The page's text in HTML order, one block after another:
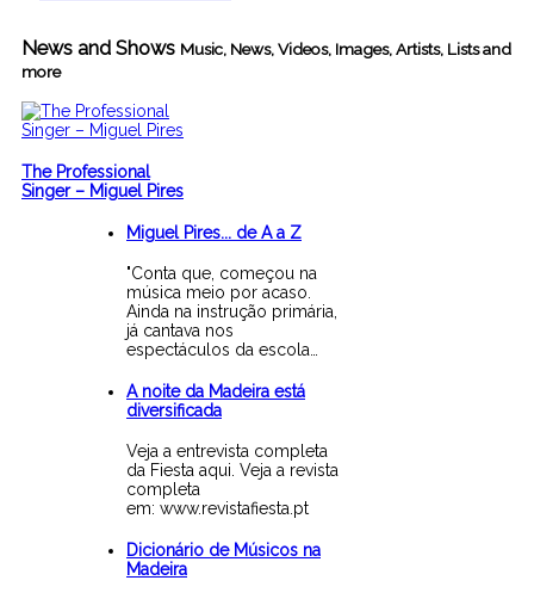
News and Shows Music, News, Videos, Images, Artists, Lists and
more
The Professional
Singer – Miguel Pires
Miguel Pires... de A a Z
"Conta que, começou na
música meio por acaso.
Ainda na instrução primária,
já cantava nos
espectáculos da escola…
A noite da Madeira está
diversificada
Veja a entrevista completa
da Fiesta aqui. Veja a revista
completa
em: www.revistafiesta.pt
Dicionário de Músicos na
Madeira